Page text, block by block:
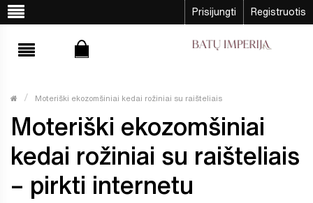
Prisijungti Registruotis
Moteriški ekozomšiniai kedai rožiniai su raišteliais
Moteriški ekozomšiniai
kedai rožiniai su raišteliais
– pirkti internetu